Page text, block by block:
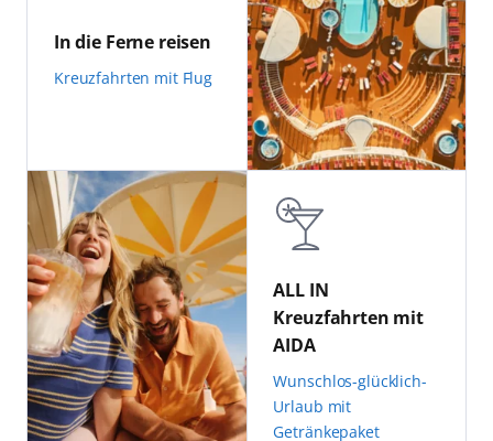
Kreuzfahrten mit Flug
In die Ferne reisen
Wunschlos-glücklich-
Urlaub mit
Getränkepaket
ALL IN
Kreuzfahrten mit
AIDA